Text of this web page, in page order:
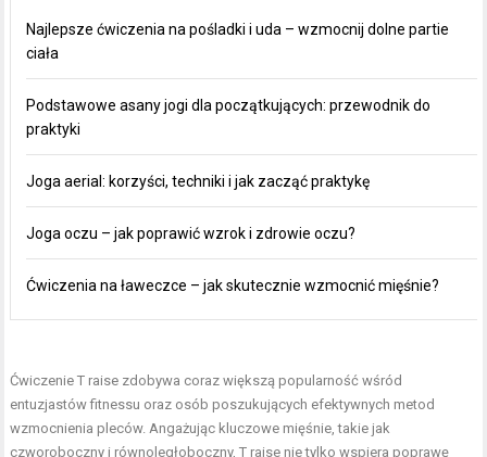
Najlepsze ćwiczenia na pośladki i uda – wzmocnij dolne partie
ciała
Podstawowe asany jogi dla początkujących: przewodnik do
praktyki
Joga aerial: korzyści, techniki i jak zacząć praktykę
Joga oczu – jak poprawić wzrok i zdrowie oczu?
Ćwiczenia na ławeczce – jak skutecznie wzmocnić mięśnie?
Ćwiczenie T raise zdobywa coraz większą popularność wśród
entuzjastów fitnessu oraz osób poszukujących efektywnych metod
wzmocnienia pleców. Angażując kluczowe mięśnie, takie jak
czworoboczny i równoległoboczny, T raise nie tylko wspiera poprawę